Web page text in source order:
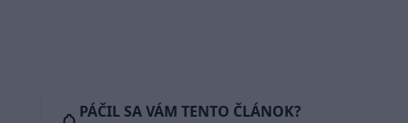
PÁČIL SA VÁM TENTO ČLÁNOK?